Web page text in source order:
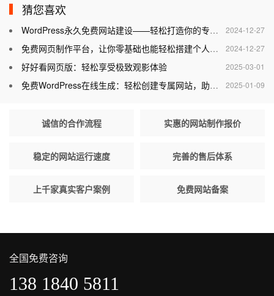
猜您喜欢
2024-12-27
WordPress永久免费网站建设——轻松打造你的专属网站
2024-12-27
免费网页制作平台，让你零基础也能轻松搭建个人网站
2025-03-01
好好看网页版：轻松享受极致观影体验
2025-01-09
免费WordPress在线生成：轻松创建专属网站，助力个人与企业腾飞
诚信的合作流程 实惠的网站制作报价
稳定的网站运行速度 完善的售后体系
上千家真实客户案例 免费网站备案
全国免费咨询
138 1840 5811